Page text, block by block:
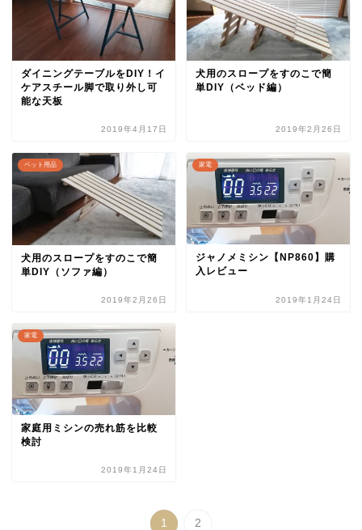
ダイニングテーブルをDIY！イ
ケアスチール脚で取り外し可
能な天板
2019年4月17日
犬用のスロープをすのこで簡
単DIY（ベッド編）
2019年2月26日
ペット用品
犬用のスロープをすのこで簡
単DIY（ソファ編）
2019年2月26日
家電
ジャノメミシン【NP860】購
入レビュー
2019年1月24日
家電
家庭用ミシンの売れ筋を比較
検討
2019年1月24日
1 2